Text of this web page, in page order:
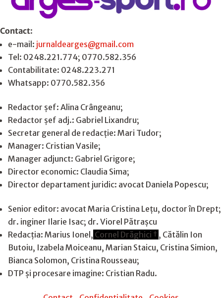
Contact:
e-mail: jurnaldearges@gmail.com
Tel: 0248.221.774; 0770.582.356
Contabilitate: 0248.223.271
Whatsapp: 0770.582.356
Redactor șef: Alina Crângeanu;
Redactor șef adj.: Gabriel Lixandru;
Secretar general de redacție: Mari Tudor;
Manager: Cristian Vasile;
Manager adjunct: Gabriel Grigore;
Director economic: Claudia Sima;
Director departament juridic: avocat Daniela Popescu;
Senior editor: avocat Maria Cristina Leţu, doctor în Drept;
dr. inginer Ilarie Isac; dr. Viorel Pătrașcu
Redacţia: Marius Ionel, Cornel Drăghici † , Cătălin Ion
Butoiu, Izabela Moiceanu, Marian Staicu, Cristina Simion,
Bianca Solomon, Cristina Rousseau;
DTP și procesare imagine: Cristian Radu.